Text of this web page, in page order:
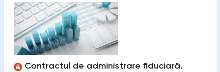
Contractul de administrare fiduciară.